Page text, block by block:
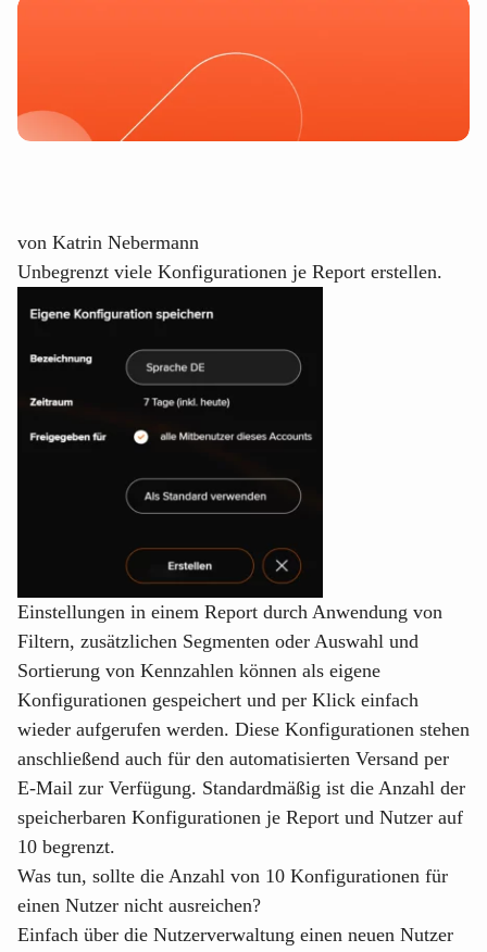
von Katrin Nebermann
Unbegrenzt viele Konfigurationen je Report erstellen.
Einstellungen in einem Report durch Anwendung von
Filtern, zusätzlichen Segmenten oder Auswahl und
Sortierung von Kennzahlen können als eigene
Konfigurationen gespeichert und per Klick einfach
wieder aufgerufen werden. Diese Konfigurationen stehen
anschließend auch für den automatisierten Versand per
E-Mail zur Verfügung. Standardmäßig ist die Anzahl der
speicherbaren Konfigurationen je Report und Nutzer auf
10 begrenzt.
Was tun, sollte die Anzahl von 10 Konfigurationen für
einen Nutzer nicht ausreichen?
Einfach über die Nutzerverwaltung einen neuen Nutzer